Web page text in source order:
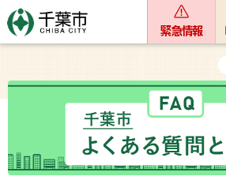
緊急情報